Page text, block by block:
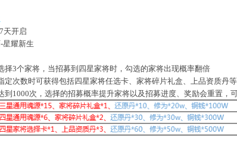
天开启
星耀新生
择3个家将，当招募到四星家将时，勾选的家将出现概率翻倍
定次数时可获得包括四星家将任选卡、家将碎片礼盒、上品资质丹
到1000次，选择的招募概率提升家将以及招募进度、奖励会重置，